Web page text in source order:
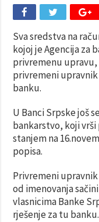
Sva sredstva na
kojoj je Agencija za
privremenu
privremeni
banku.
U Banci Srpske još
bankarstvo, koji vrši
stanjem na
popisa.
Privremeni upravnik
od imenovanja
vlasnicima Banke
rješenje za tu banku.